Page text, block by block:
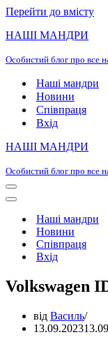
Перейти до вмісту
НАШІ МАНДРИ
Особистий блог про все
Наші мандри
Новини
Співпраця
Вхід
НАШІ МАНДРИ
Особистий блог про все
Меню
навігації
Меню
навігаціїНаші мандри
Новини
Співпраця
Вхід
Volkswagen
від Василь
13.09.2023